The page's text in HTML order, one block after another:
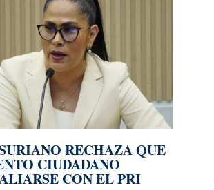
RECHAZA QUE
CIUDADANO
CON EL PRI